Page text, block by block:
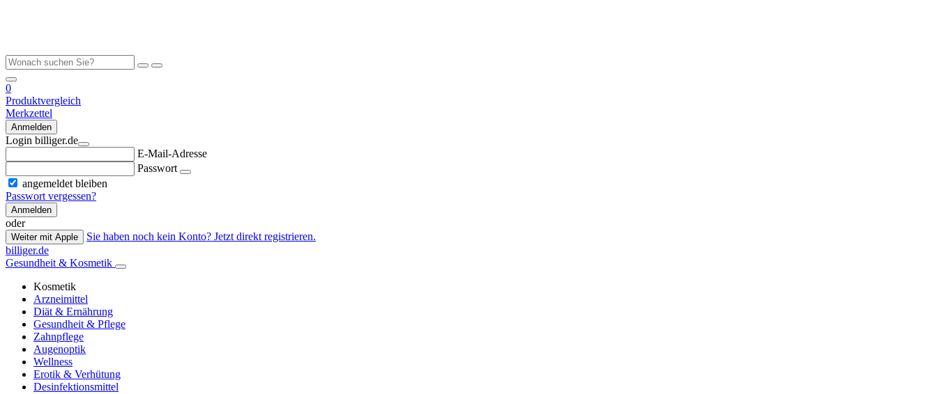
0
Produktvergleich
Merkzettel
Anmelden
Login billiger.de
E-Mail-Adresse
Passwort
angemeldet bleiben
Passwort vergessen?
Anmelden
oder
Weiter mit Apple
Sie haben noch kein Konto? Jetzt direkt registrieren.
billiger.de
Gesundheit & Kosmetik
Kosmetik
Arzneimittel
Diät & Ernährung
Gesundheit & Pflege
Zahnpflege
Augenoptik
Wellness
Erotik & Verhütung
Desinfektionsmittel